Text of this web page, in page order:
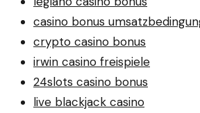
casino bonus
crypto casino bonus
irwin casino freispiele
24slots casino bonus
live blackjack casino